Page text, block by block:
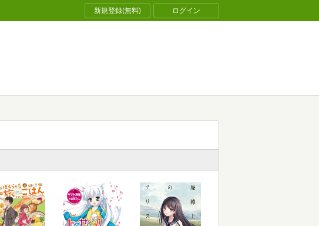
新規登録(無料) ログイン